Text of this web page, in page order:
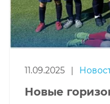
11.09.2025
Новые